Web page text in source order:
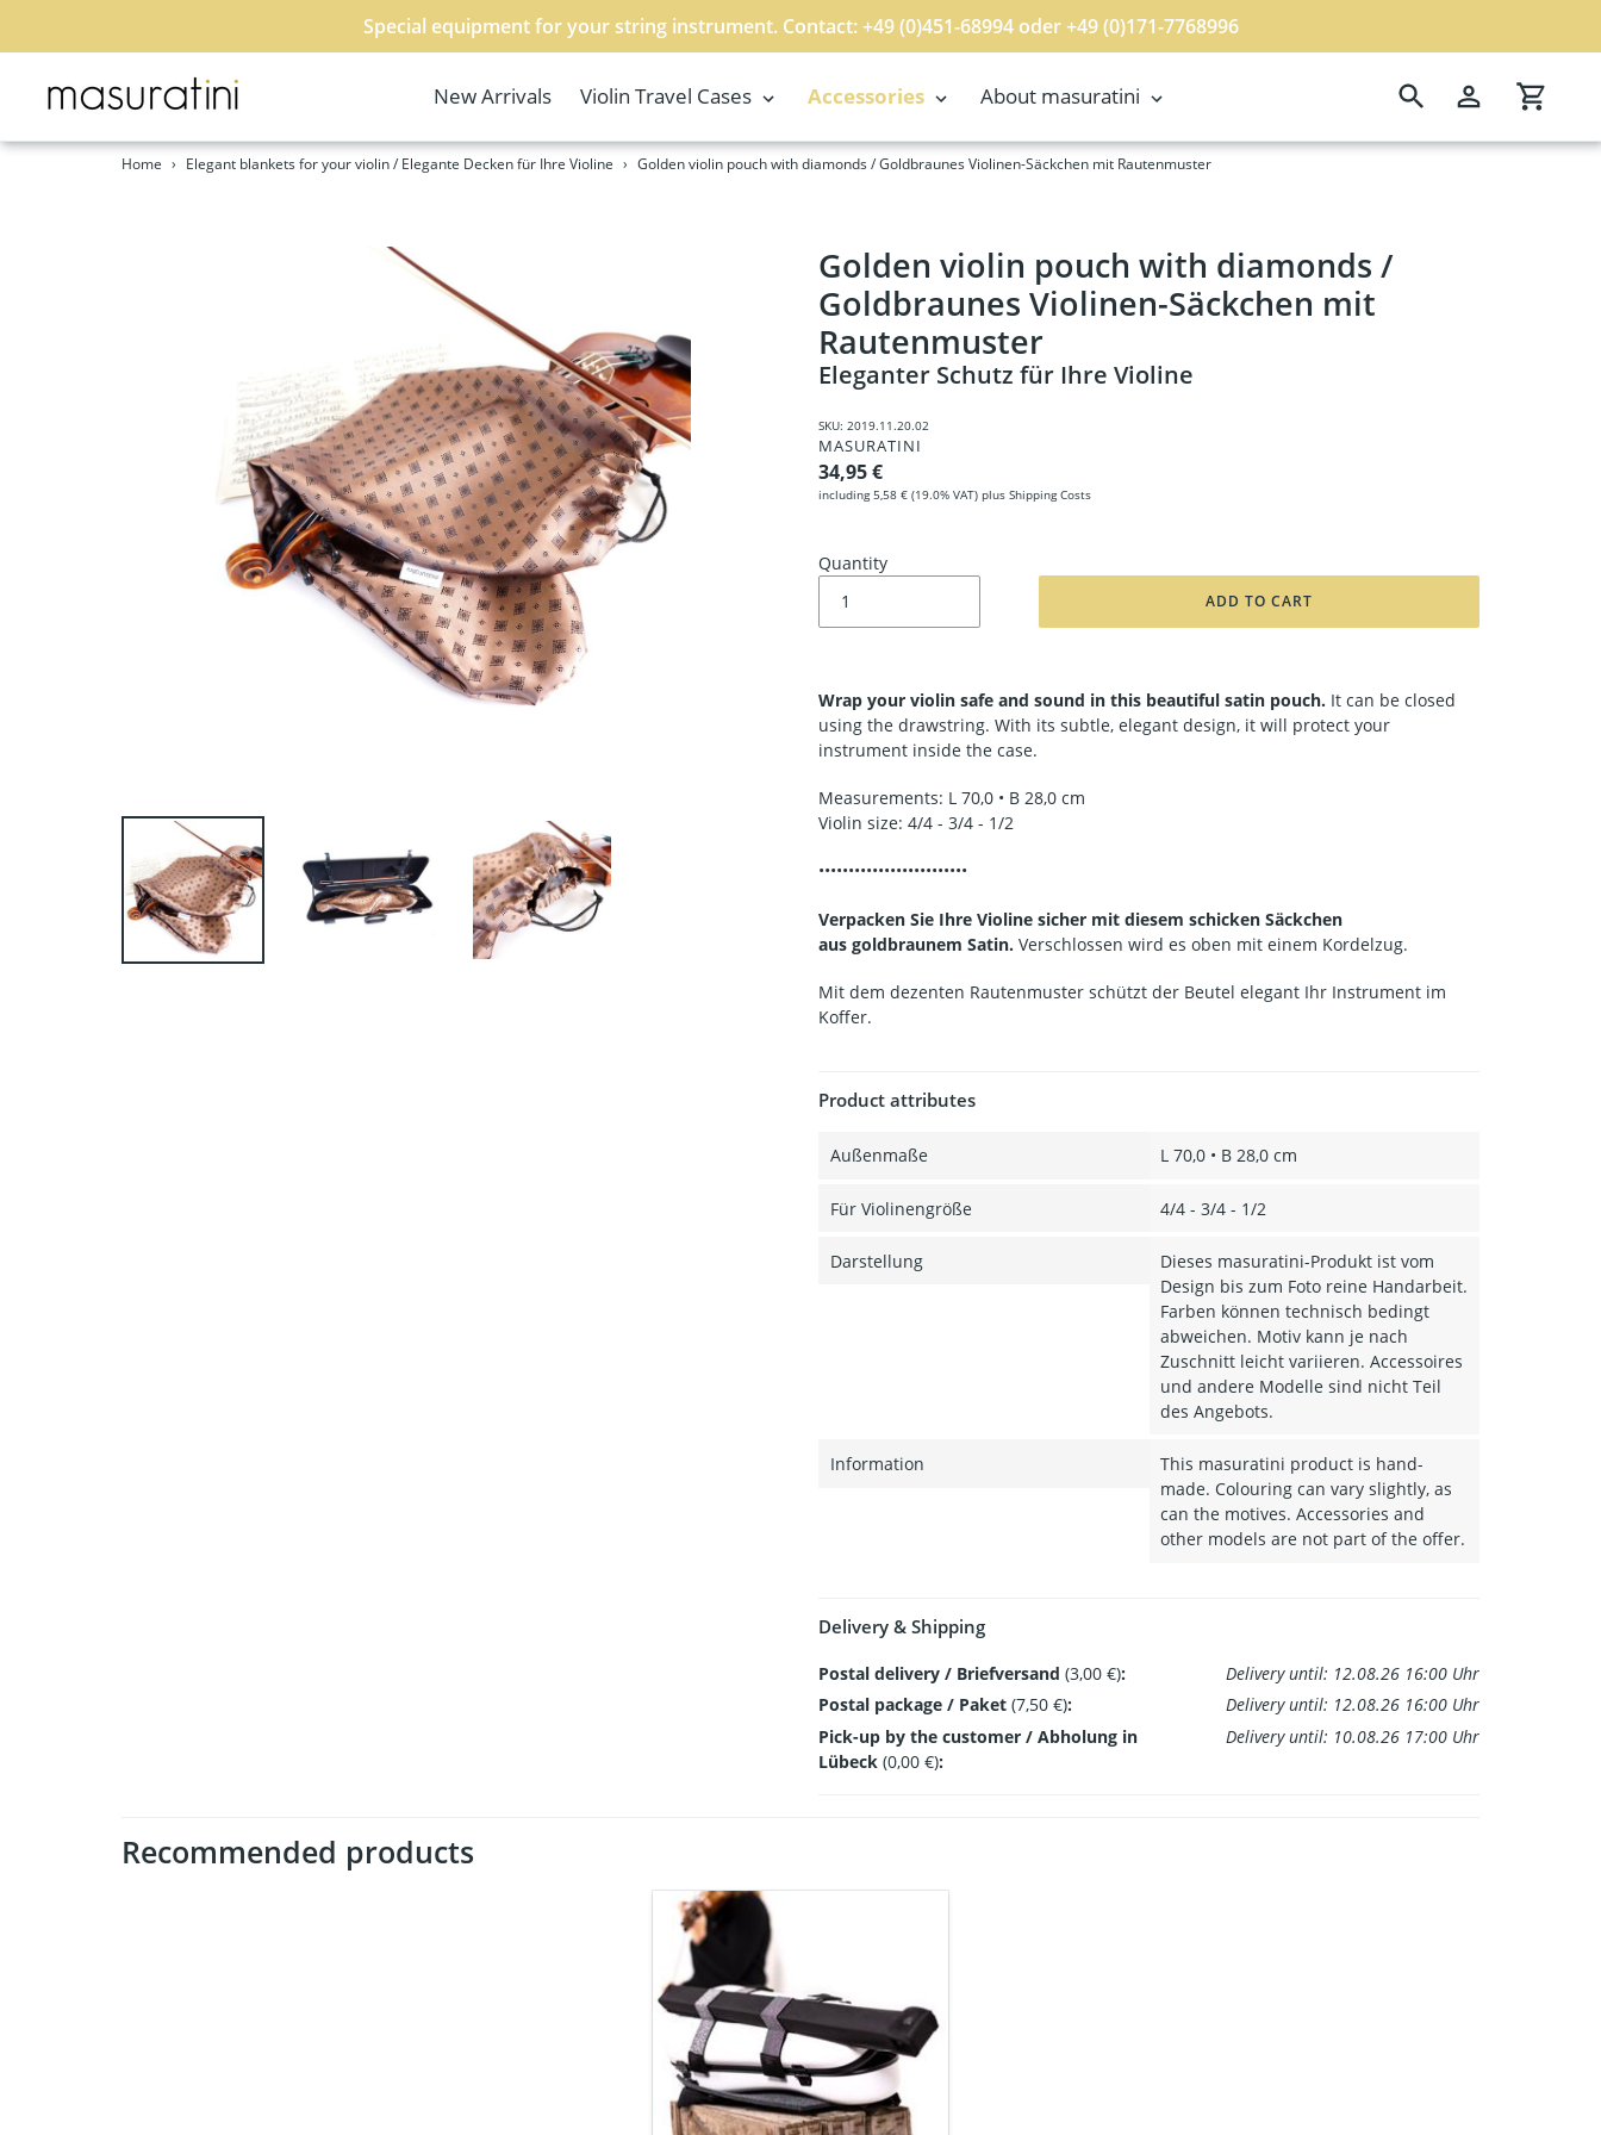
Skip
Special equipment for your string instrument. Contact: +49 (0)451-68994 oder +49 (0)171-7768996
New Arrivals Violin Travel Cases Accessories About masuratini Search Log in
Home › Elegant blankets for your violin / Elegante Decken für Ihre Violine › Golden violin pouch with diamonds / Goldbraunes Violinen-Säckchen mit Rautenmuster
Golden violin pouch with diamonds /
Goldbraunes Violinen-Säckchen mit
Rautenmuster
Eleganter Schutz für Ihre Violine
SKU: 2019.11.20.02
VENDOR
MASURATINI
Regular price
34,95 €
including 5,58 € (19.0% VAT) plus Shipping Costs
Quantity
ADD TO CART
Wrap your violin safe and sound in this beautiful satin pouch. It can be closed
using the drawstring. With its subtle, elegant design, it will protect your
instrument inside the case.
Measurements: L 70,0 • B 28,0 cm
Violin size: 4/4 - 3/4 - 1/2
•••••••••••••••••••••••••
Verpacken Sie Ihre Violine sicher mit diesem schicken Säckchen
aus goldbraunem Satin. Verschlossen wird es oben mit einem Kordelzug.
Mit dem dezenten Rautenmuster schützt der Beutel elegant Ihr Instrument im
Koffer.
Product attributes
Außenmaße L 70,0 • B 28,0 cm
Für Violinengröße 4/4 - 3/4 - 1/2
Darstellung
Dieses masuratini-Produkt ist vom
Design bis zum Foto reine Handarbeit.
Farben können technisch bedingt
abweichen. Motiv kann je nach
Zuschnitt leicht variieren. Accessoires
und andere Modelle sind nicht Teil
des Angebots.
Information
This masuratini product is hand-
made. Colouring can vary slightly, as
can the motives. Accessories and
other models are not part of the offer.
Delivery & Shipping
Postal delivery / Briefversand (3,00 €):
Delivery until: 12.08.26 16:00 Uhr
Postal package / Paket (7,50 €):
Delivery until: 12.08.26 16:00 Uhr
Pick-up by the customer / Abholung in
Lübeck (0,00 €):
Delivery until: 10.08.26 17:00 Uhr
Recommended products
Set:
White
violin
flight
case,
black
tape
with
glitter,
bow
case